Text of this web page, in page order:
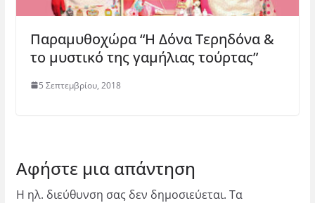
Παραμυθοχώρα “Η Δόνα Τερηδόνα &
το μυστικό της γαμήλιας τούρτας”
5 Σεπτεμβρίου, 2018
Αφήστε μια απάντηση
Η ηλ. διεύθυνση σας δεν δημοσιεύεται. Τα